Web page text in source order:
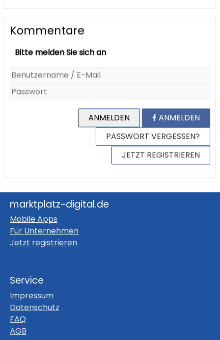
Kommentare
Bitte melden Sie sich an
ANMELDEN
ANMELDEN
PASSWORT VERGESSEN?
JETZT REGISTRIEREN
marktplatz-digital.de
Mobile Apps
Für Unternehmen
Jetzt registrieren
Service
Impressum
Datenschutz
FAQ
AGB